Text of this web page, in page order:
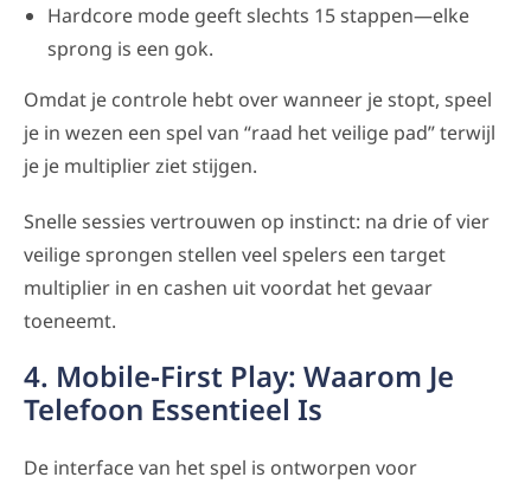
Hardcore mode geeft slechts 15 stappen—elke
sprong is een gok.
Omdat je controle hebt over wanneer je stopt, speel
je in wezen een spel van “raad het veilige pad” terwijl
je je multiplier ziet stijgen.
Snelle sessies vertrouwen op instinct: na drie of vier
veilige sprongen stellen veel spelers een target
multiplier in en cashen uit voordat het gevaar
toeneemt.
4. Mobile‑First Play: Waarom Je
Telefoon Essentieel Is
De interface van het spel is ontworpen voor